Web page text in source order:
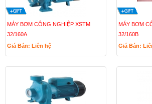
MÁY BƠM CÔNG NGHIỆP XSTM
32/160A
Giá Bán: Liên hệ
MÁY BƠM
32/160B
Giá Bán: